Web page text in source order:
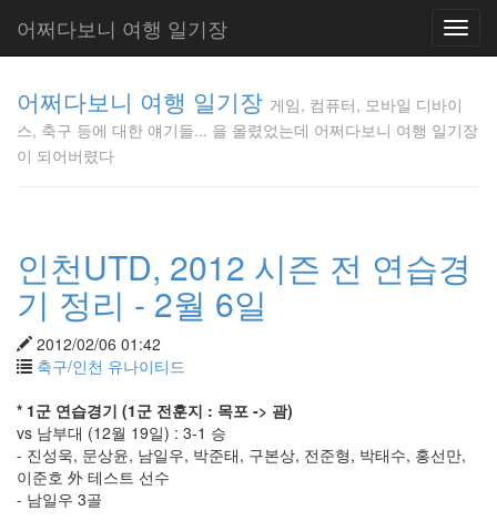
어쩌다보니 여행 일기장
어쩌다보니 여행 일기장 게임, 컴퓨터, 모바일 디바이
스, 축구 등에 대한 얘기들... 을 올렸었는데 어쩌다보니 여행 일기장
이 되어버렸다
인천UTD, 2012 시즌 전 연습경
기 정리 - 2월 6일
2012/02/06 01:42
축구/인천 유나이티드
* 1군 연습경기 (1군 전훈지 : 목포 -> 괌)
vs 남부대 (12월 19일) : 3-1 승
- 진성욱, 문상윤, 남일우, 박준태, 구본상, 전준형, 박태수, 홍선만,
이준호 外 테스트 선수
- 남일우 3골
터, 모바일
디바이스,
축구 등에
대한 얘기
니 여행 일
기장이 되
어버렸다
Gunmania
Tag
Cloud
공
식
임